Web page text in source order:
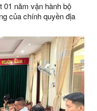
năm vận hành bộ
của chính quyền địa
sáp nhập trên địa